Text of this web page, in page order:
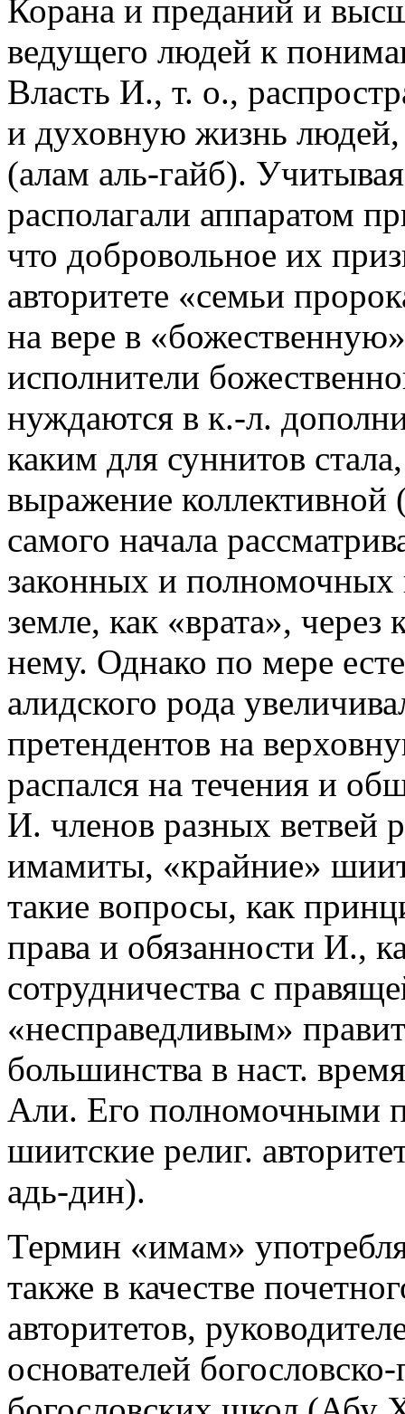
Корана и преданий и
ведущего людей к
Власть И., т. о.,
и духовную жизнь
(алам аль-гайб).
располагали аппаратом
что добровольное их
авторитете «семьи
на вере в
исполнители
нуждаются в к.-л.
каким для суннитов
выражение
самого начала
законных и полномочных
земле, как «врата»,
нему. Однако по мере
алидского рода
претендентов на
распался на течения и
И. членов разных ветвей
имамиты, «крайние»
такие вопросы, как
права и обязанности И.,
сотрудничества с
«несправедливым»
большинства в наст.
Али. Его полномочными
шиитские религ.
адь-дин).
Термин «имам»
также в качестве
авторитетов,
основателей